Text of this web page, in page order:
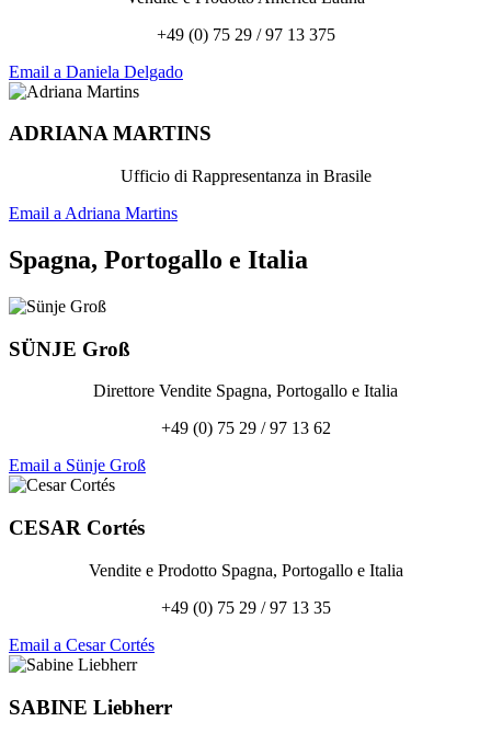
+49 (0) 75 29 / 97 13 375
Email a Daniela Delgado
ADRIANAMARTINS
Ufficio di Rappresentanza in Brasile
Email a Adriana Martins
Spagna, Portogallo e Italia
SÜNJE Groß
Direttore Vendite Spagna, Portogallo e Italia
+49 (0) 75 29 / 97 13 62
Email a Sünje Groß
CESAR Cortés
Vendite e Prodotto Spagna, Portogallo e Italia
+49 (0) 75 29 / 97 13 35
Email a Cesar Cortés
SABINE Liebherr